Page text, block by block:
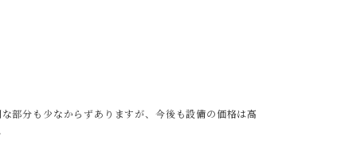
部分も少なからずありますが、今後も設備の価格は高